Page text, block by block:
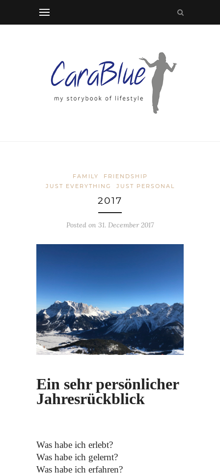
FAMILY
FRIENDSHIP
JUST EVERYTHING
JUST PERSONAL
2017
Posted on 31. December 2017
Ein sehr persönlicher
Jahresrückblick
Was habe ich erlebt?
Was habe ich gelernt?
Was habe ich erfahren?